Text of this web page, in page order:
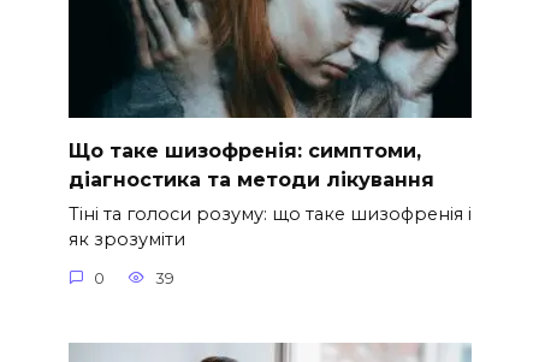
Що таке шизофренія: симптоми,
діагностика та методи лікування
Тіні та голоси розуму: що таке шизофренія і
як зрозуміти
0 39